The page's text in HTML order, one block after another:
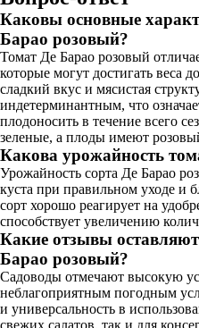
Каковы основные
Барао розовый?
Томат Де Барао розовый
которые могут достигать веса
сладкий вкус и мясистая
индетерминантным, что
плодоносить в течение всего
зеленые, а плоды имеют
Какова урожайность
Урожайность сорта Де Барао
куста при правильном уходе и
сорт хорошо реагирует на
способствует увеличению
Какие отзывы
Барао розовый?
Садоводы отмечают высокую
неблагоприятным погодным
и универсальность в
свежих салатов, так и для